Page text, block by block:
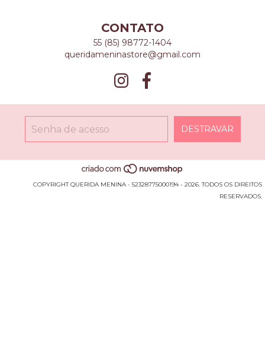
CONTATO
55 (85) 98772-1404
queridameninastore@gmail.com
COPYRIGHT QUERIDA MENINA - 52328775000194 - 2026. TODOS OS DIREITOS
RESERVADOS.